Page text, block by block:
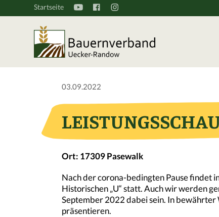
Startseite
03.09.2022
Ort: 17309 Pasewalk
Nach der corona-bedingten Pause findet
Historischen „U“ statt. Auch wir werden
September 2022 dabei sein. In
präsentieren.